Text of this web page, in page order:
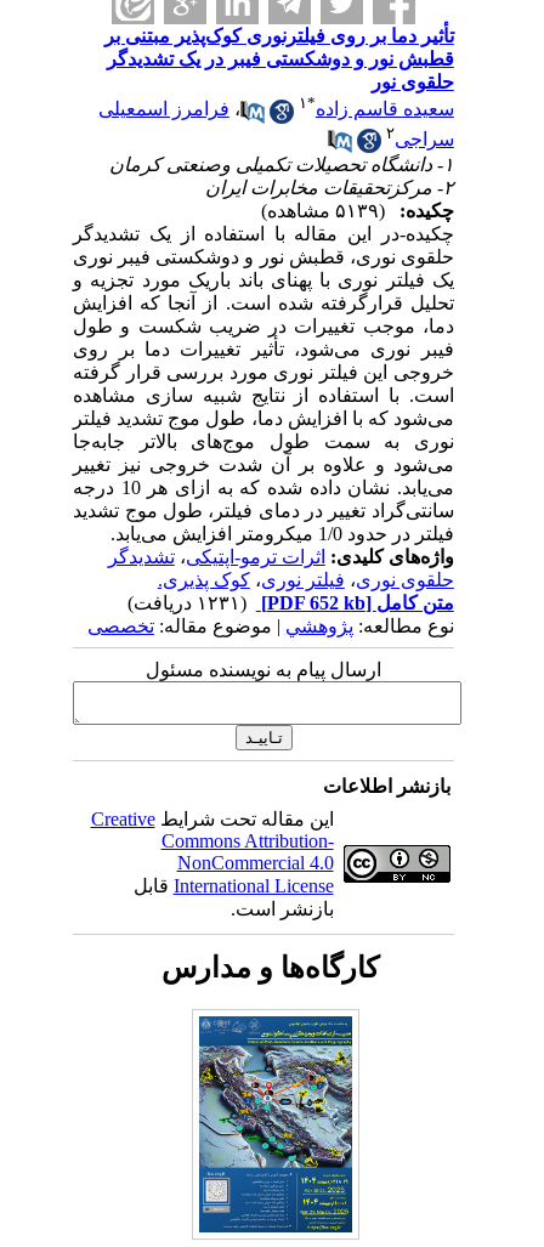
تأثیر دما بر روی فیلترنوری کوک‌پذیر مبتنی بر
قطبش نور و دوشکستی فیبر در یک تشدیدگر
حلقوی نور
سعیده قاسم زاده* ۱ ،فرامرز اسمعیلی
سراجی
چکیده:
چکیده-در این مقاله با استفاده از یک تشدیدگر
حلقوی نوری، قطبش نور و دوشکستی فیبر نوری
یک فیلتر نوری با پهنای باند باریک مورد تجزیه و
تحلیل قرارگرفته شده است. از آنجا که افزایش
دما، موجب تغییرات در ضریب شکست و طول
فیبر نوری می‌شود، تأثیر تغییرات دما بر روی
خروجی این فیلتر نوری مورد بررسی قرار گرفته
است. با استفاده از نتایج شبیه سازی مشاهده
می‌شود که با افزایش دما، طول موج تشدید فیلتر
نوری به سمت طول موج‌های بالاتر جابه‌جا
می‌شود و علاوه بر آن شدت خروجی نیز تغییر
می‌یابد. نشان داده شده که به ازای هر 10 درجه
سانتی‌گراد تغییر در دمای فیلتر، طول موج تشدید
فیلتر در حدود 1/0 میکرومتر افزایش می‌یابد.
واژه‌های کلیدی:اثرات ترمو-اپتیکی،تشدیدگر
حلقوی نوری،فیلتر نوری،کوک پذیری.
متن کامل[PDF 652 kb]
نوع مطالعه:پژوهشي| موضوع مقاله:تخصصی
ارسال پیام به نویسنده مسئول
بازنشر اطلاعات
این مقاله تحت شرایطCreative
Commons Attribution-
NonCommercial 4.0
International Licenseقابل
بازنشر است.
کارگاه‌ها و مدارس